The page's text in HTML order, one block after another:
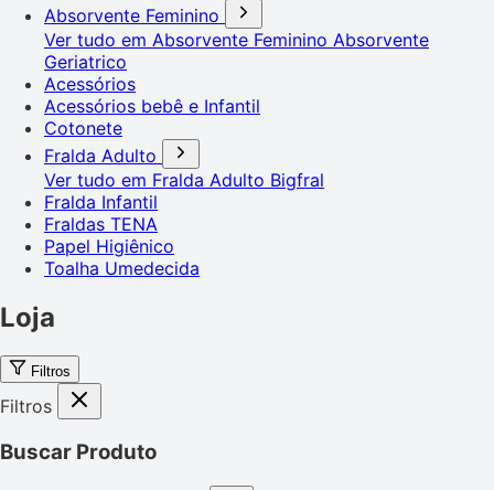
Absorvente Feminino
Ver tudo em Absorvente Feminino Absorvente
Geriatrico
Acessórios
Acessórios bebê e Infantil
Cotonete
Fralda Adulto
Ver tudo em Fralda Adulto Bigfral
Fralda Infantil
Fraldas TENA
Papel Higiênico
Toalha Umedecida
Loja
Filtros
Filtros
Buscar Produto